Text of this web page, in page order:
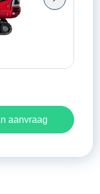
aanvraag